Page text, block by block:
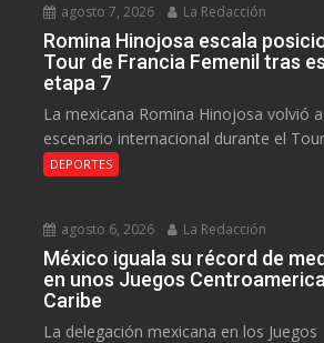
agosto 7, 2026 La Redacción
Romina Hinojosa escala
Tour de Francia Femenil tras
etapa 7
La mexicana Romina Hinojosa volvió
escenario internacional durante el
DEPORTES
agosto 6, 2026 La Redacción
México iguala su récord de
en unos Juegos
Caribe
La delegación mexicana en los Juegos